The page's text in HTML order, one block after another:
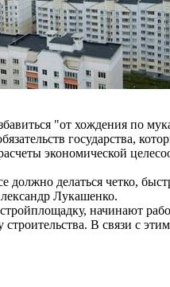
"от хождения по
государства,
экономической
должно делаться четко,
Лукашенко.
начинают
В связи с